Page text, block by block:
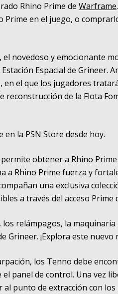
Rhino Prime de Warframe
Prime en el juego, o
el novedoso y emocionante
Espacial de Grineer.
en el que los jugadores
reconstrucción de la Flota
la PSN Store desde hoy.
permite obtener a Rhino
a Rhino Prime fuerza y
una exclusiva
a través del acceso Prime
los relámpagos, la
Grineer. ¡Explora este nuevo
los Tenno debe
panel de control. Una vez
punto de extracción con